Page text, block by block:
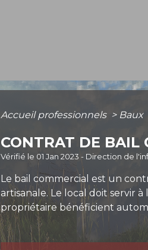
Accueil professionnels > Baux
CONTRAT DE BAIL
Vérifié le 01 Jan 2023 - Direction de
Le bail commercial est un
artisanale. Le local doit servir
propriétaire bénéficient